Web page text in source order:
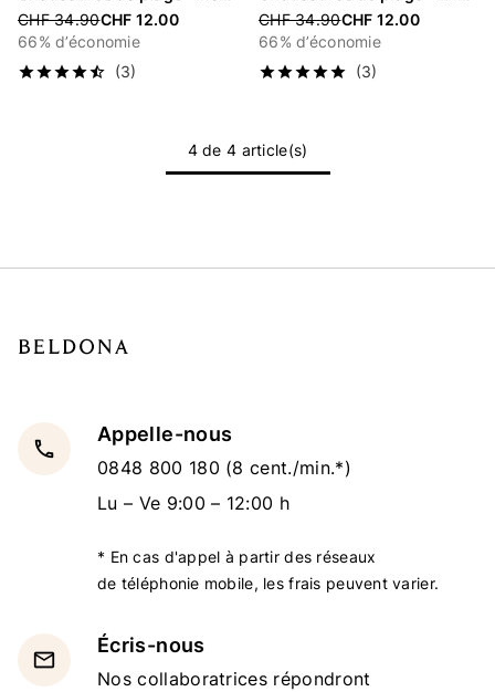
Price reduced from
CHF 34.90CHF 12.00
66% d’économie
(3)
Price reduced from
CHF 34.90CHF 12.00
66% d’économie
(3)
4 de 4 article(s)
local_phone
Appelle-nous
0848 800 180 (8 cent./min.*)
Lu – Ve 9:00 – 12:00 h
* En cas d'appel à partir des réseaux
de téléphonie mobile, les frais peuvent varier.
email
Écris-nous
Nos collaboratrices répondront